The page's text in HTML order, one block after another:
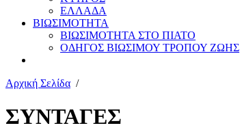
ΕΛΛΑΔΑ
ΒΙΩΣΙΜΟΤΗΤΑ
ΒΙΩΣΙΜΟΤΗΤΑ ΣΤΟ ΠΙΑΤΟ
ΟΔΗΓΟΣ ΒΙΩΣΙΜΟΥ ΤΡΟΠΟΥ ΖΩΗΣ
Αρχική Σελίδα /
ΣΥΝΤΑΓΕΣ